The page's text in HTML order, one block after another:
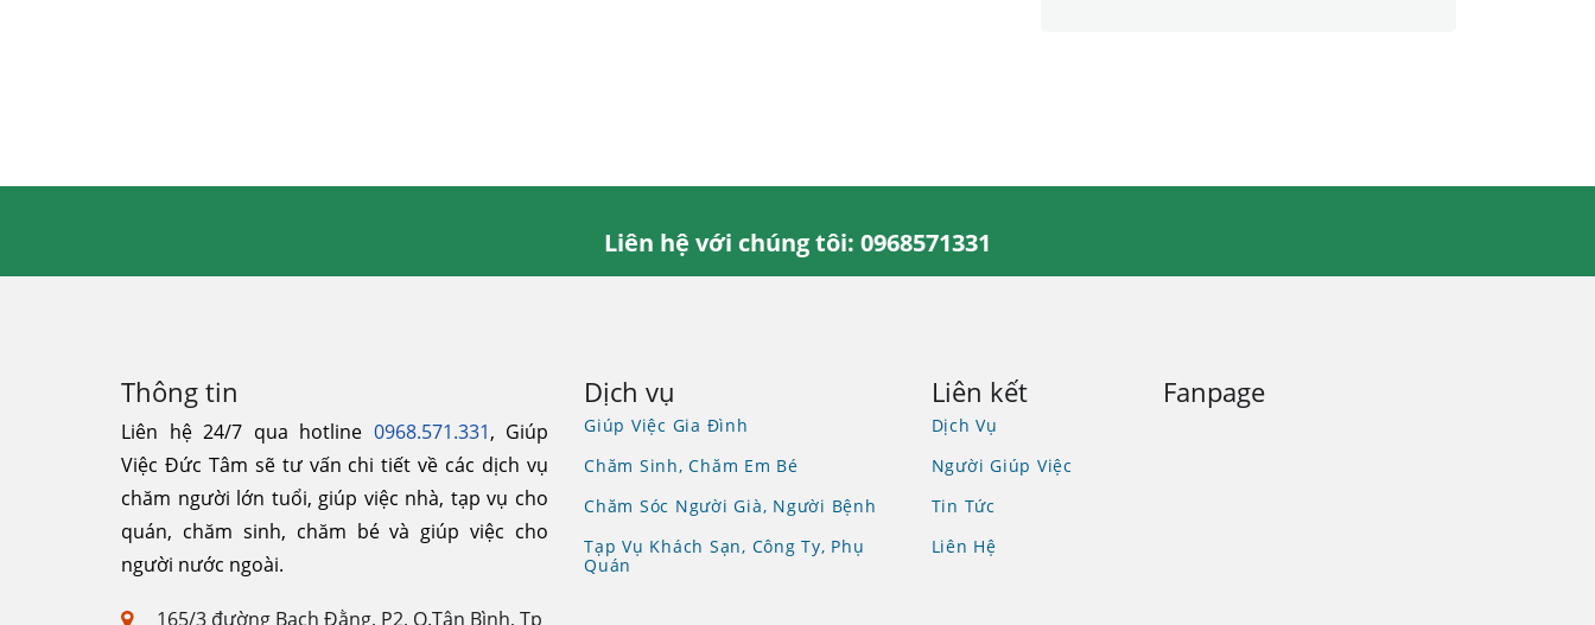
Liên hệ với chúng tôi: 0968571331
Thông tin
Liên hệ 24/7 qua hotline 0968.571.331, Giúp
Việc Đức Tâm sẽ tư vấn chi tiết về các dịch vụ
chăm người lớn tuổi, giúp việc nhà, tạp vụ cho
quán, chăm sinh, chăm bé và giúp việc cho
người nước ngoài.
165/3 đường Bạch Đằng, P2, Q.Tân Bình, Tp
Dịch vụ
Giúp Việc Gia Đình
Chăm Sinh, Chăm Em Bé
Chăm Sóc Người Già, Người Bệnh
Tạp Vụ Khách Sạn, Công Ty, Phụ
Quán
Liên kết
Dịch Vụ
Người Giúp Việc
Tin Tức
Liên Hệ
Fanpage